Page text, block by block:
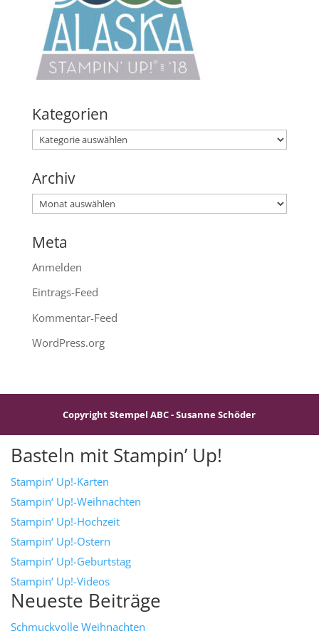
Kategorien
Kategorien
Archiv
Archiv
Meta
Anmelden
Eintrags-Feed
Kommentar-Feed
WordPress.org
Copyright Stempel ABC - Susanne Schöder
Basteln mit Stampin’ Up!
Stampin‘ Up!-Karten
Stampin‘ Up!-Weihnachten
Stampin‘ Up!-Hochzeit
Stampin‘ Up!-Ostern
Stampin‘ Up!-Geburtstag
Stampin‘ Up!-Videos
Neueste Beiträge
Schmuckvolle Weihnachten